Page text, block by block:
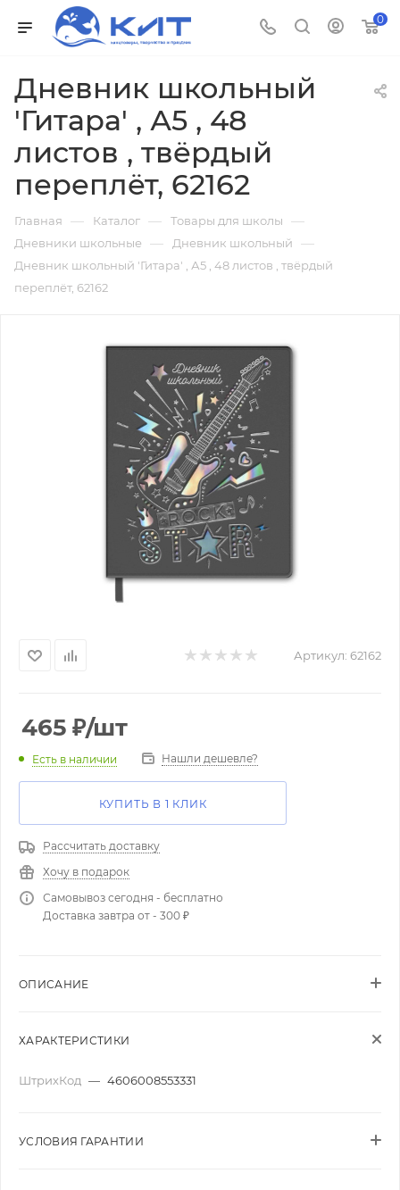
0
Дневник школьный
'Гитара' , А5 , 48
листов , твёрдый
переплёт, 62162
Главная — Каталог — Товары для школы —
Дневники школьные — Дневник школьный —
Дневник школьный 'Гитара' , А5 , 48 листов , твёрдый
переплёт, 62162
Артикул: 62162
465 ₽/шт
Есть в наличии Нашли дешевле?
КУПИТЬ В 1 КЛИК
Рассчитать доставку
Хочу в подарок
Самовывоз сегодня - бесплатно
Доставка завтра от - 300 ₽
ОПИСАНИЕ
ХАРАКТЕРИСТИКИ
ШтрихКод — 4606008553331
УСЛОВИЯ ГАРАНТИИ